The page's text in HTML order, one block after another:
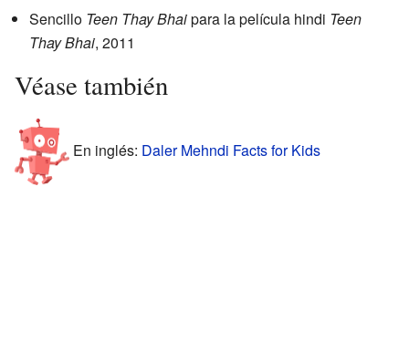
Sencillo Teen Thay Bhaipara la película hindi Teen
Thay Bhai, 2011
Véase también
En inglés: Daler Mehndi Facts for Kids